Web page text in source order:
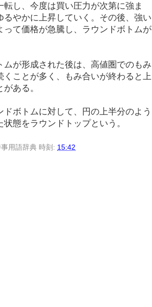
転し、今度は買い圧力が次第に強ま
るやかに上昇していく。その後、強い
って価格が急騰し、ラウンドボトムが
ムが形成された後は、高値圏でのもみ
くことが多く、もみ合いが終わると上
ある。
ドボトムに対して、円の上半分のよう
状態をラウンドトップという。
用語辞典 時刻: 15:42